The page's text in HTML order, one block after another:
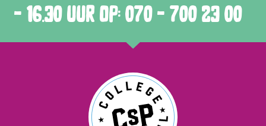
- 16.30 uur op: 070 - 700 23 00